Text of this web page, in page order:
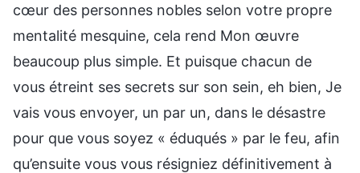
cœur des personnes nobles selon votre propre
mentalité mesquine, cela rend Mon œuvre
beaucoup plus simple. Et puisque chacun de
vous étreint ses secrets sur son sein, eh bien, Je
vais vous envoyer, un par un, dans le désastre
pour que vous soyez « éduqués » par le feu, afin
qu’ensuite vous vous résigniez définitivement à